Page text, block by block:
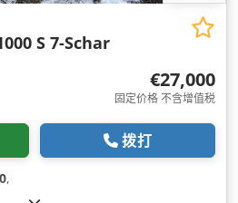
S 7-Schar
€27,000
固定价格 不含增值税
拨打
,